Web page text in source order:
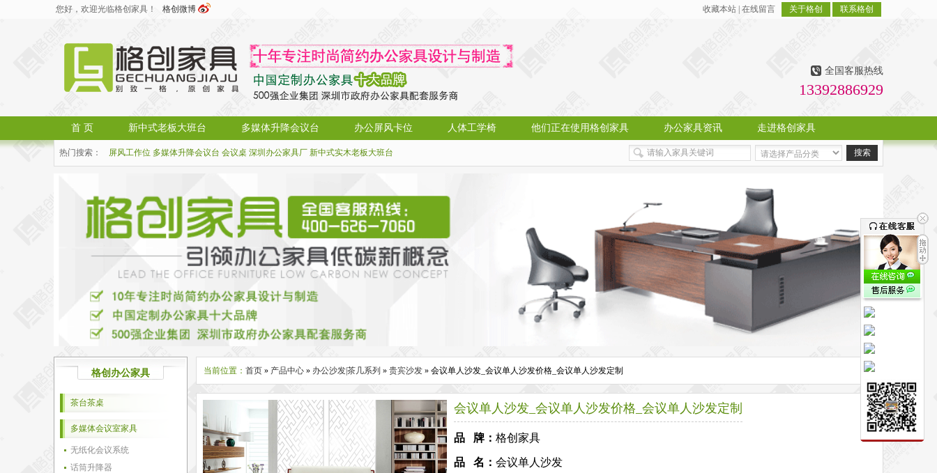
您好，欢迎光临格创家具！ 格创微博 收藏本站 在线留言 关于格创 联系格创
全国客服热线
13392886929
首 页 新中式老板大班台 多媒体升降会议台 办公屏风卡位 人体工学椅 他们正在使用格创家具 办公家具资讯 走进格创家具
热门搜索： 屏风工作位 多媒体升降会议台 会议桌 深圳办公家具厂 新中式实木老板大班台
格创办公家具
茶台茶桌
多媒体会议室家具
无纸化会议系统
话筒升降器
当前位置： 首页 » 产品中心 » 办公沙发|茶几系列 » 贵宾沙发 » 会议单人沙发_会议单人沙发价格_会议单人沙发定制
会议单人沙发_会议单人沙发价格_会议单人沙发定制
品 牌： 格创家具
品 名： 会议单人沙发